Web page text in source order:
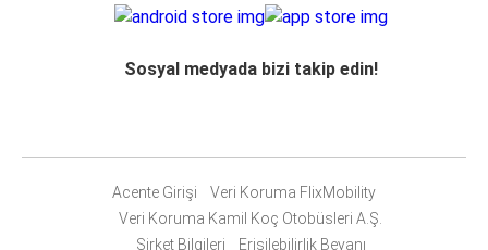
Sosyal medyada bizi takip edin!
Acente Girişi
Veri Koruma FlixMobility
Veri Koruma Kamil Koç Otobüsleri A.Ş.
Şirket Bilgileri
Erişilebilirlik Beyanı